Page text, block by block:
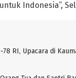
Indonesia”,
78 RI, Upacara di